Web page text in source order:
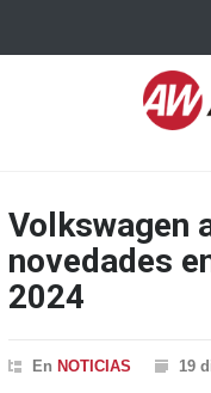
Volkswagen
novedades
2024
En NOTICIAS 19